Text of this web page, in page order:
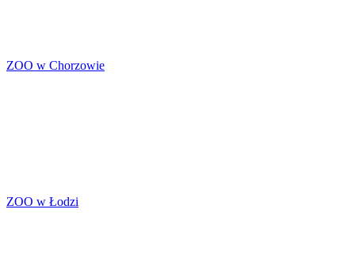
ZOO w Chorzowie
ZOO w Łodzi